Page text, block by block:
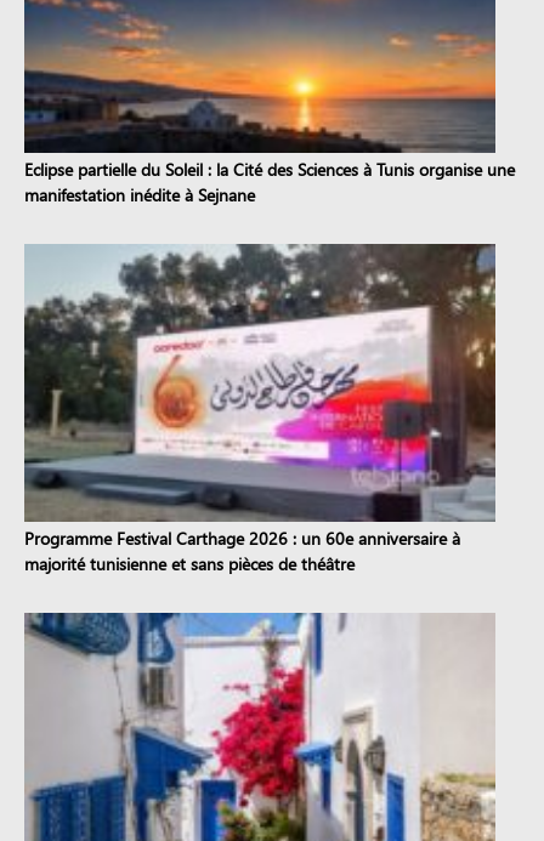
Eclipse partielle du Soleil : la Cité des Sciences à Tunis organise une
manifestation inédite à Sejnane
Programme Festival Carthage 2026 : un 60e anniversaire à
majorité tunisienne et sans pièces de théâtre